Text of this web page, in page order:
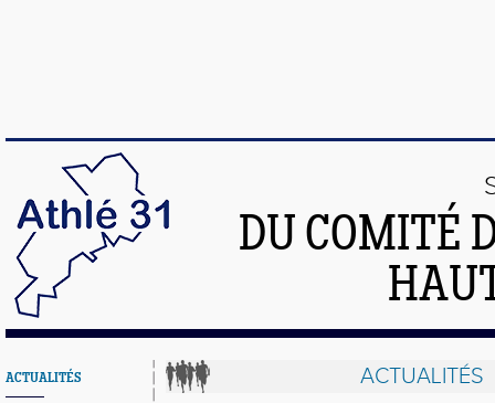
DU COMITÉ
ACTUALITÉS ACTUALITÉS